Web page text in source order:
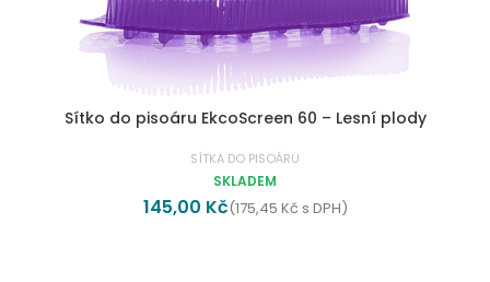
Sítko do pisoáru EkcoScreen 60 – Lesní plody
SÍTKA DO PISOÁRU
SKLADEM
145,00 Kč(175,45 Kč s DPH)